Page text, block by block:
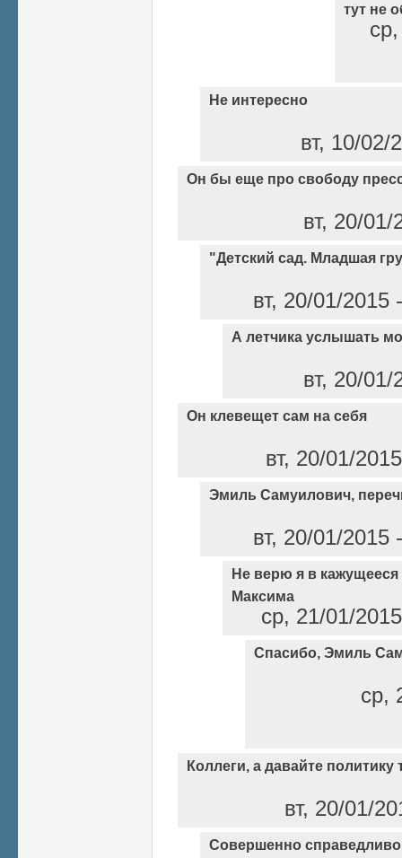
тут не
Не интересно
вт, 10/
Он бы еще про свободу
вт, 20/
"Детский сад. Младшая
вт, 20/01/
А летчика услышать
вт, 20/
Он клевещет сам на себя
вт, 20/01/
Эмиль Самуилович,
вт, 20/01/
Не верю я в
Максима
ср, 21/01/
Спасибо, Эмиль
ср,
Коллеги, а давайте политику
вт, 20/01/
Совершенно